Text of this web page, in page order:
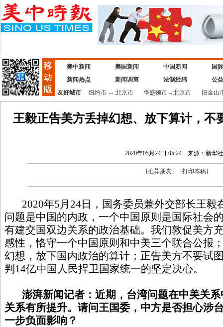
美中新闻 美国新闻 中国新闻
国
新闻热点
新闻调查 法制经纬
公
友好城市
纽约市↔ 北京市 华盛顿市↔北京市 旧金山
王毅正告美方丢掉幻想、放下算计，不
2020年05月24日 05:24 来源：新华社
[推荐朋友] [打印本稿]
2020年5月24日，国务委员兼外交部长王毅
问题是中国的内政，一个中国原则是国际社会
有建交国双边关系的政治基础。我们敦促美方
感性，恪守一个中国原则和中美三个联合公报
幻想，放下国内政治的算计；正告美方不要试
判14亿中国人民捍卫国家统一的坚定决心。
澎湃新闻记者：近期，台湾问题在中美关系
关系有所提升。请问王国委，中方是否担心涉
一步负面影响？